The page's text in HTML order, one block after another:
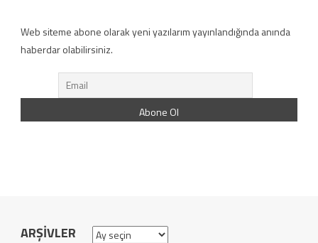
Web siteme abone olarak yeni yazılarım yayınlandığında anında
haberdar olabilirsiniz.
ARŞIVLER Arşivler